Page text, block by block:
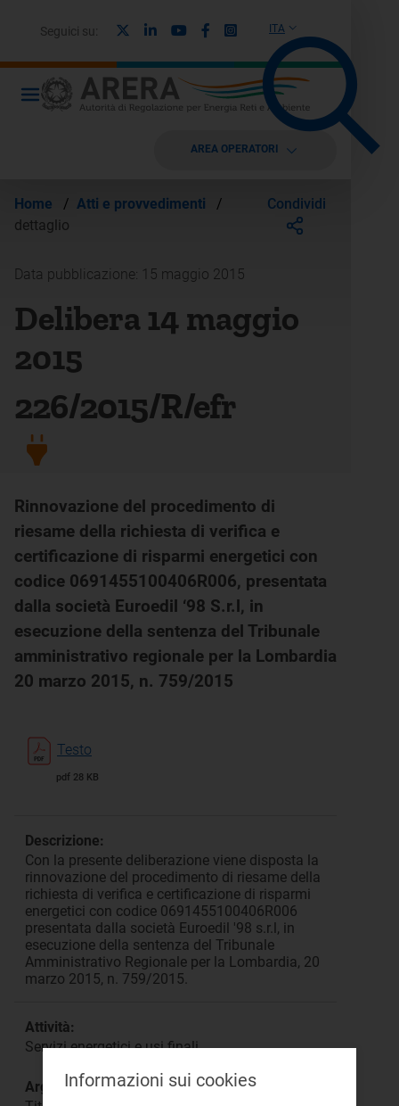
ITA
Seguici su: LinkedinYoutubeFacebook
Instagram
AREA OPERATORI
Home / Atti e provvedimenti
/
dettaglio
Condividi
Data pubblicazione: 15 maggio 2015
Delibera 14 maggio
2015
226/2015/R/efr
Rinnovazione del procedimento di
riesame della richiesta di verifica e
certificazione di risparmi energetici con
codice 0691455100406R006, presentata
dalla società Euroedil ‘98 S.r.l, in
esecuzione della sentenza del Tribunale
amministrativo regionale per la Lombardia
20 marzo 2015, n. 759/2015
Testo
pdf 28 KB
Descrizione:
Con la presente deliberazione viene disposta la
rinnovazione del procedimento di riesame della
richiesta di verifica e certificazione di risparmi
energetici con codice 0691455100406R006
presentata dalla società Euroedil '98 s.r.l, in
esecuzione della sentenza del Tribunale
Amministrativo Regionale per la Lombardia, 20
marzo 2015, n. 759/2015.
Attività:
Servizi energetici e usi finali
Argomento:Informazioni sui cookies